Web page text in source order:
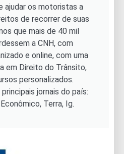
ajudar os motoristas a
de recorrer de suas
que mais de 40 mil
a CNH, com
e online, com uma
em Direito do Trânsito,
personalizados.
jornais do país:
Terra, Ig.